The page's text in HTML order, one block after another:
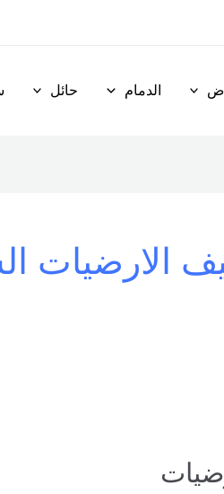
الدمام حائل
الارضيات